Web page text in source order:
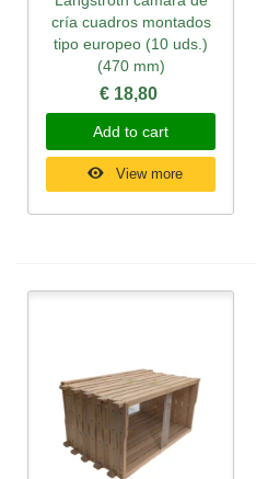
cría cuadros montados
tipo europeo (10 uds.)
(470 mm)
€ 18,80
Add to cart
View more